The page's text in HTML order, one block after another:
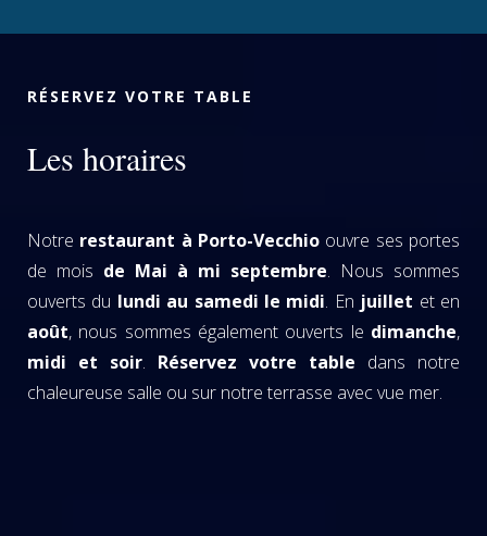
RÉSERVEZ VOTRE TABLE
Les horaires
Notre restaurant à Porto-Vecchio ouvre ses portes
de mois de Mai à mi septembre. Nous sommes
ouverts du lundi au samedi le midi. En juillet et en
août, nous sommes également ouverts le dimanche,
midi et soir. Réservez votre table dans notre
chaleureuse salle ou sur notre terrasse avec vue mer.